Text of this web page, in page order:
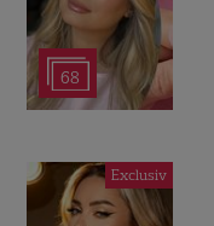
68
Exclusiv